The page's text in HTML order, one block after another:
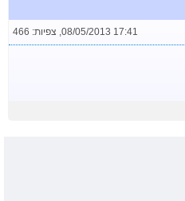
08/05/2013 17:41
, צפיות: 466